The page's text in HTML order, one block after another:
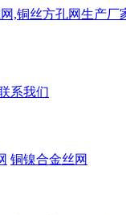
系我们
铜镍合金丝网